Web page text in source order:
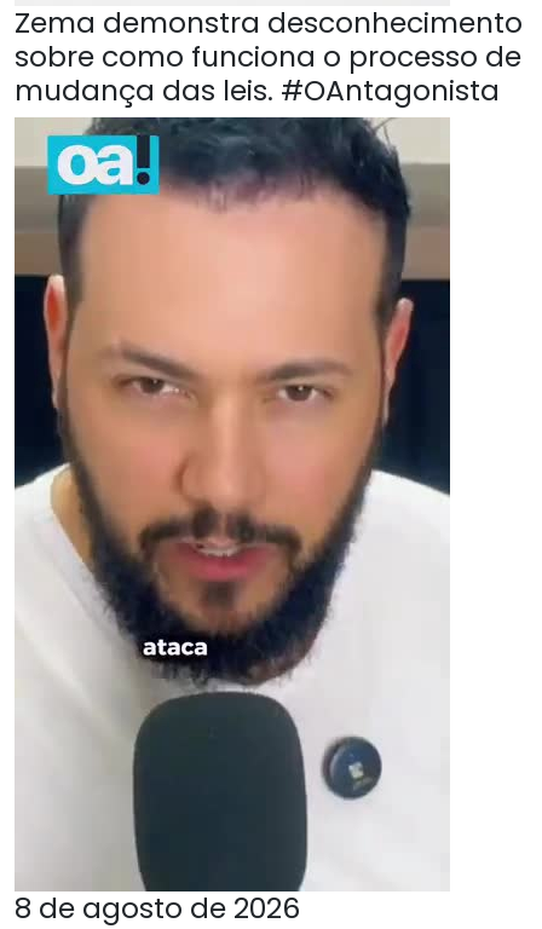
Zema demonstra desconhecimento
sobre como funciona o processo de
mudança das leis. #OAntagonista
8 de agosto de 2026